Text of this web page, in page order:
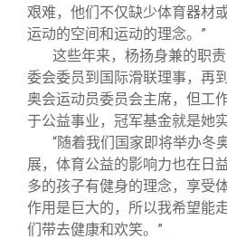
艰难，他们不仅缺少体育器材
运动的空间和运动的理念。”
这些年来，杨扬身兼的职
委会委员到国际滑联理事，再
奥会运动员委员会主席，但工
于公益事业，冠军基金就是她
“随着我们国家即将举办冬
展，体育公益的影响力也在日
多的孩子有健身的理念，享受
作用是巨大的，所以我希望能
们带去健康和欢笑。”